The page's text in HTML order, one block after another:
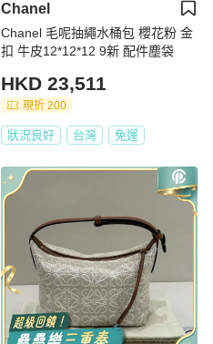
Chanel
Chanel 毛呢抽繩水桶包 櫻花粉 金
扣 牛皮12*12*12 9新 配件塵袋
HKD 23,511
現折 200
狀況良好 台灣 免運